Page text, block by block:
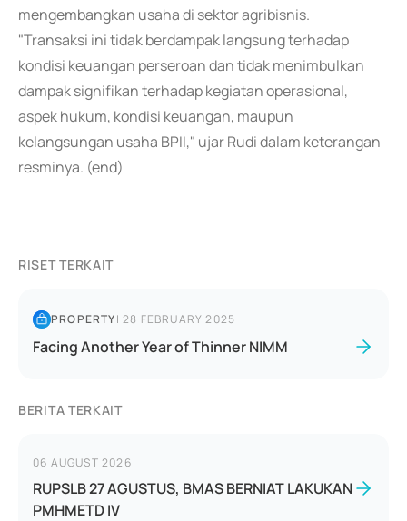
mengembangkan usaha di sektor agribisnis.
"Transaksi ini tidak berdampak langsung terhadap
kondisi keuangan perseroan dan tidak menimbulkan
dampak signifikan terhadap kegiatan operasional,
aspek hukum, kondisi keuangan, maupun
kelangsungan usaha BPII," ujar Rudi dalam keterangan
resminya. (end)
RISET TERKAIT
PROPERTY|28 FEBRUARY 2025
Facing Another Year of Thinner NIMM
BERITA TERKAIT
06 AUGUST 2026
RUPSLB 27 AGUSTUS, BMAS BERNIAT LAKUKAN
PMHMETD IV